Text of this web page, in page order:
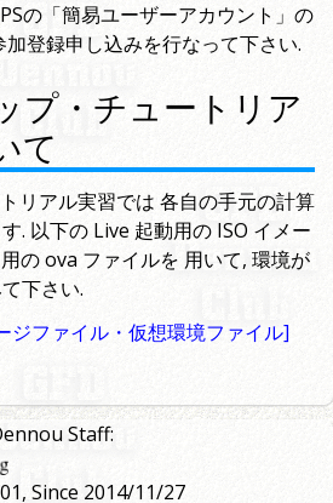
の「簡易ユーザーアカウント」の
加登録申し込みを行なって下さい.
プ・チュートリア
て
リアル実習では 各自の手元の計算
. 以下の Live 起動用の ISO イメー
用の ova ファイルを 用いて, 環境が
下さい.
ジファイル・仮想環境ファイル]
Staff:
Since 2014/11/27